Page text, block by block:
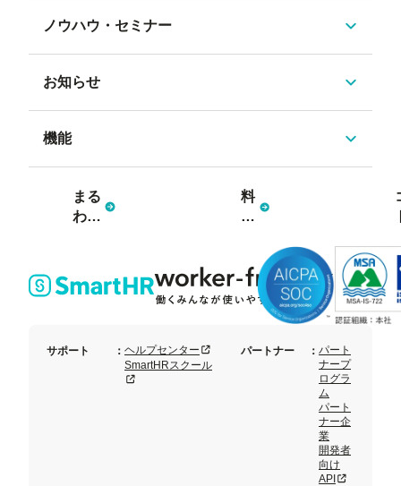
ノウハウ・セミナー
お知らせ
機能
まる
わか
セッ
料
金
ン
サポート ： ヘルプセンター 新規タブまたはウィンドウで開く
SmartHRスクール
新規タブまたはウィンドウで開く
パートナー ： パート
ナープ
ログラ
ム
パート
ナー企
業
開発者
向け
API新規タブま